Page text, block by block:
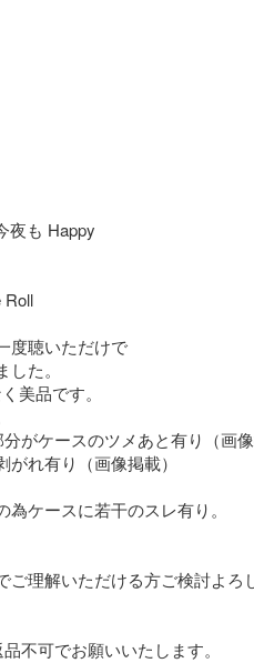
夜も Happy
Roll
度聴いただけで
た。
美品です。
がケースのツメあと有り（画
れ有り（画像掲載）
ケースに若干のスレ有り。
ご理解いただける方ご検討よろ
不可でお願いいたします。